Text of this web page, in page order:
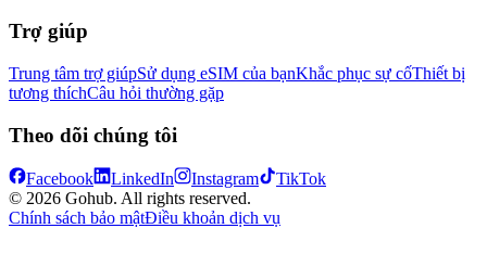
Trợ giúp
Trung tâm trợ giúpSử dụng eSIM của bạnKhắc phục sự cốThiết bị
tương thíchCâu hỏi thường gặp
Theo dõi chúng tôi
Facebook LinkedIn Instagram
TikTok
© 2026 Gohub. All rights reserved.
Chính sách bảo mậtĐiều khoản dịch vụ